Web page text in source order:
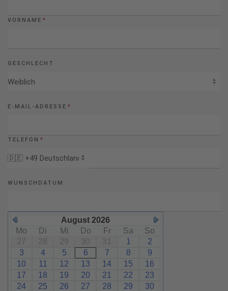
VORNAME *
GESCHLECHT
E-MAIL-ADRESSE *
TELEFON *
WUNSCHDATUM
August 2026
Mo
Di Mi Do Fr Sa
So
27
28 29 30 31 1
2
3
4 5 6 7 8
9
10
11 12 13 14 15
16
17
18 19 20 21 22
23
24
25 26 27 28 29
30